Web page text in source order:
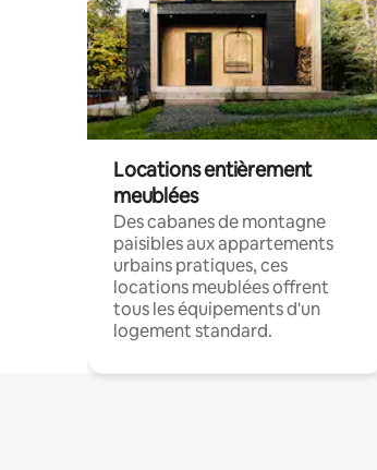
Locations entièrement
meublées
Des cabanes de montagne
paisibles aux appartements
urbains pratiques, ces
locations meublées offrent
tous les équipements d'un
logement standard.